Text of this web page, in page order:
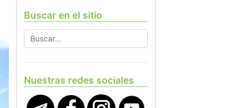
Buscar en el sitio
Nuestras redes sociales